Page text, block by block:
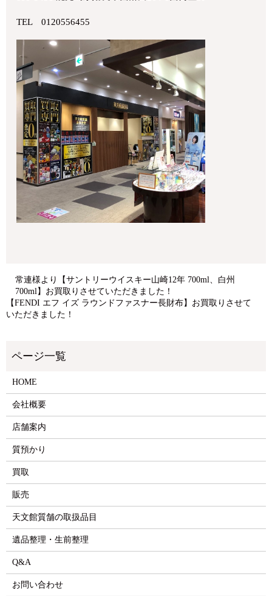
TEL 0120556455
常連様より【サントリーウイスキー山崎12年 700ml、白州
700ml】お買取りさせていただきました！
【FENDI エフ イズ ラウンドファスナー長財布】お買取りさせて
いただきました！
HOME
会社概要
店舗案内
質預かり
買取
販売
天文館質舗の取扱品目
遺品整理・生前整理
Q&A
お問い合わせ